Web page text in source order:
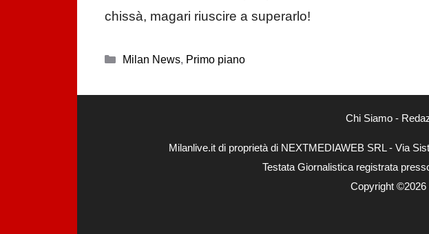
chissà, magari riuscire a superarlo!
Categorie
Milan News, Primo piano
Chi Siamo-
Milanlive.it di proprietà di NEXTMEDIAWEB SRL - Via
Testata Giornalistica registrata
Copyright ©2026